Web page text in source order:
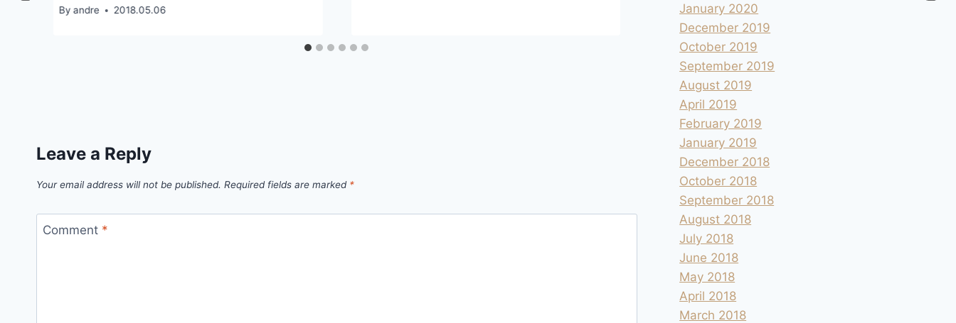
By andre 2018.05.06
Leave a Reply
Your email address will not be published. Required fields are marked *
Comment *
January 2020
December 2019
October 2019
September 2019
August 2019
April 2019
February 2019
January 2019
December 2018
October 2018
September 2018
August 2018
July 2018
June 2018
May 2018
April 2018
March 2018